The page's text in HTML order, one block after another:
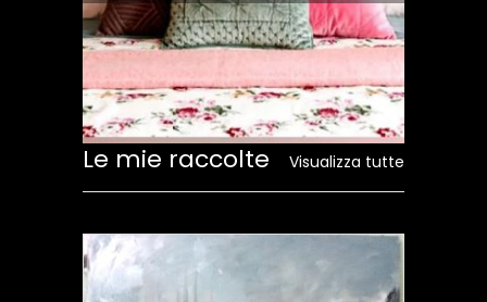
Visualizza tutte
Le mie raccolte